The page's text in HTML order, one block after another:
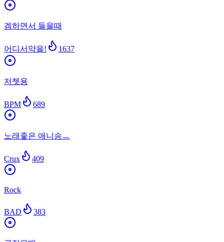
겜하면서 들을때
어디서약을! 1637
저쳇용
BPM 689
노래좋은 애니송ㅡ
Crux 409
Rock
BAD 383